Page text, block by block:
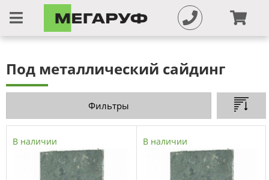
Под металлический сайдинг
Фильтры
В наличии В наличии